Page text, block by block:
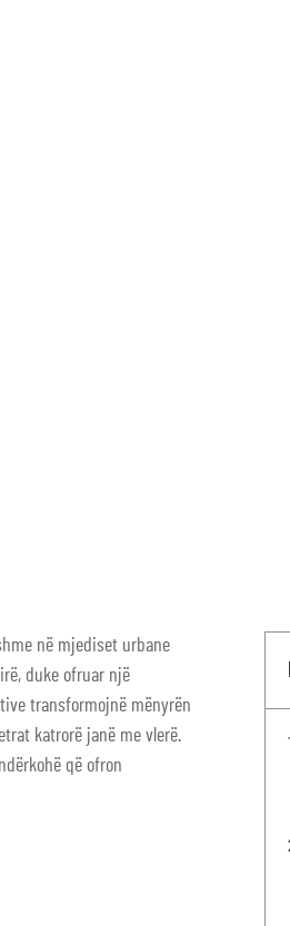
në mjediset urbane
duke ofruar një
transformojnë mënyrën
katrorë janë me vlerë.
që ofron